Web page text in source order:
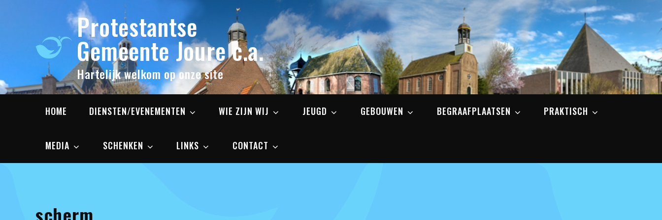
Protestantse
Gemeente Joure c.a.
Hartelijk welkom op onze site
HOME DIENSTEN/EVENEMENTEN WIE ZIJN WIJ JEUGD GEBOUWEN BEGRAAFPLAATSEN PRAKTISCH
MEDIA SCHENKEN LINKS CONTACT
scherm